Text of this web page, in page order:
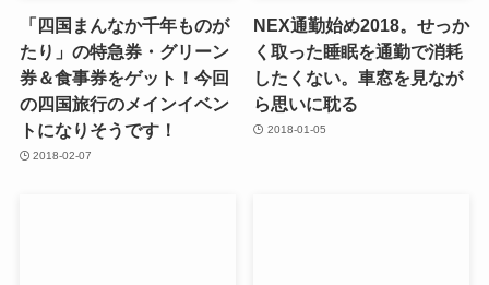
「四国まんなか千年ものが
たり」の特急券・グリーン
券＆食事券をゲット！今回
の四国旅行のメインイベン
トになりそうです！
2018-02-07
NEX通勤始め2018。せっか
く取った睡眠を通勤で消耗
したくない。車窓を見なが
ら思いに耽る
2018-01-05